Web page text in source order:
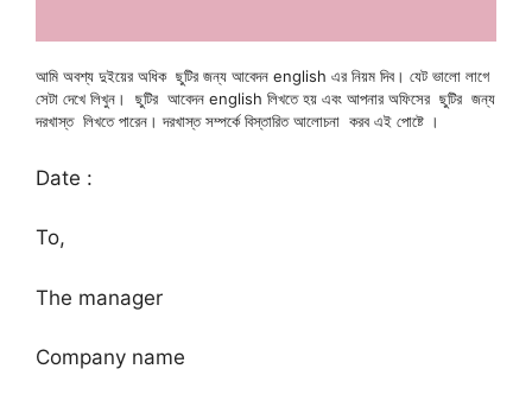
আমি অবশ্য দুইয়ের অধিক ছুটির জন্য আবেদন english এর নিয়ম দিব। যেট ভালো লাগে
সেটা দেখে লিখুন। ছুটির আবেদন english লিখতে হয় এবং আপনার অফিসের ছুটির জন্য
দরখাস্ত লিখতে পারেন। দরখাস্ত সম্পর্কে বিস্তারিত আলোচনা করব এই পোষ্টে ।
Date :
To,
The manager
Company name